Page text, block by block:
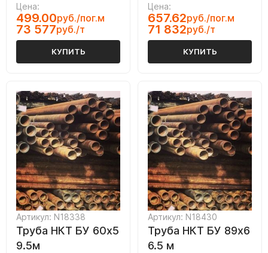
Цена:
499.00руб./пог.м
73 577руб./т
КУПИТЬ
Цена:
657.62руб./пог.м
71 832руб./т
КУПИТЬ
Артикул: N18338
Труба НКТ БУ 60х5
9.5м
Артикул: N18430
Труба НКТ БУ 89х6
6.5 м